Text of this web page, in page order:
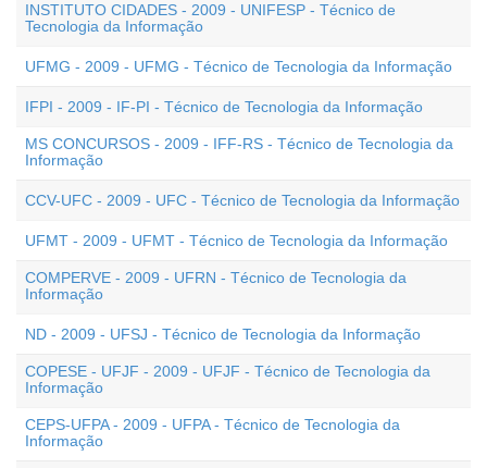
INSTITUTO CIDADES - 2009 - UNIFESP - Técnico de
Tecnologia da Informação
UFMG - 2009 - UFMG - Técnico de Tecnologia da Informação
IFPI - 2009 - IF-PI - Técnico de Tecnologia da Informação
MS CONCURSOS - 2009 - IFF-RS - Técnico de Tecnologia da
Informação
CCV-UFC - 2009 - UFC - Técnico de Tecnologia da Informação
UFMT - 2009 - UFMT - Técnico de Tecnologia da Informação
COMPERVE - 2009 - UFRN - Técnico de Tecnologia da
Informação
ND - 2009 - UFSJ - Técnico de Tecnologia da Informação
COPESE - UFJF - 2009 - UFJF - Técnico de Tecnologia da
Informação
CEPS-UFPA - 2009 - UFPA - Técnico de Tecnologia da
Informação